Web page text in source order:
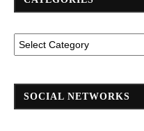
SOCIAL NETWORKS